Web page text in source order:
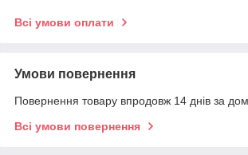
Всі умови оплати
Умови повернення
Повернення товару впродовж 14 днів за
Всі умови повернення